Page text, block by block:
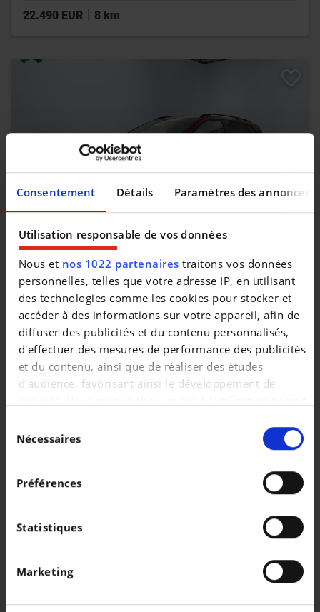
Consentement Détails Paramètres des annonces
Utilisation responsable de vos données
Nous et nos 1022 partenaires traitons vos données
personnelles, telles que votre adresse IP, en utilisant
des technologies comme les cookies pour stocker et
accéder à des informations sur votre appareil, afin de
diffuser des publicités et du contenu personnalisés,
d'effectuer des mesures de performance des publicités
et du contenu, ainsi que de réaliser des études
d’audience, favorisant ainsi le développement de
services. Vous avez le choix quant à l'utilisation de vos
retirer votre consentement à tout moment en
consultant la Déclaration relative aux cookies ou en
Collecter des informations sur votre localisation
géographique qui peuvent être précises à plusieurs
Identifier votre appareil en l'analysant
duNécessaires
Préférences
Statistiques
Marketing
22.490 EUR | 8 km
Arona 1.0 TSI Move! (EU6.2)
12.990 EUR|89.050 km
127.600 EUR